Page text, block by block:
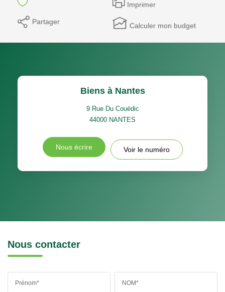
Imprimer
Partager Calculer mon budget
Biens à Nantes
9 Rue Du Couëdic
44000 NANTES
Nous écrire Voir le numéro
Nous contacter
Prénom* NOM*